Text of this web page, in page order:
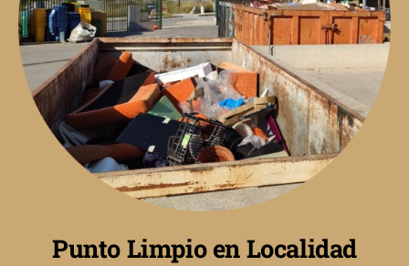
Punto Limpio en Localidad